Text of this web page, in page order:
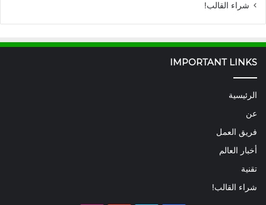
شراء القالب!
IMPORTANT LINKS
الرئيسية
عن
فريق العمل
أخبار العالم
تقنية
شراء القالب!